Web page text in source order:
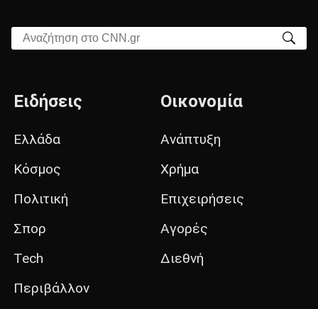
Αναζήτηση στο CNN.gr
Ειδήσεις
Ελλάδα
Κόσμος
Πολιτική
Σπορ
Tech
Περιβάλλον
Οικονομία
Ανάπτυξη
Χρήμα
Επιχειρήσεις
Αγορές
Διεθνή